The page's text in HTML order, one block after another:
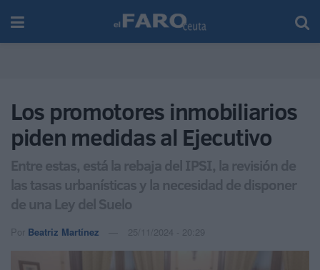
Los promotores inmobiliarios
piden medidas al Ejecutivo
Entre estas, está la rebaja del IPSI, la revisión de
las tasas urbanísticas y la necesidad de disponer
de una Ley del Suelo
Por Beatriz Martínez 25/11/2024 - 20:29